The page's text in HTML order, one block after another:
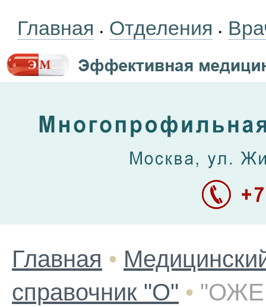
Главная • Отделения •
Главная •
справочник "О" •